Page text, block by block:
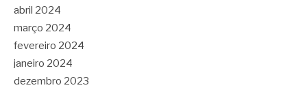
abril 2024
março 2024
fevereiro 2024
janeiro 2024
dezembro 2023